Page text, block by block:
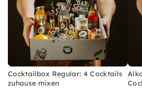
Cocktailbox Regular: 4 Cocktails
zuhause mixen